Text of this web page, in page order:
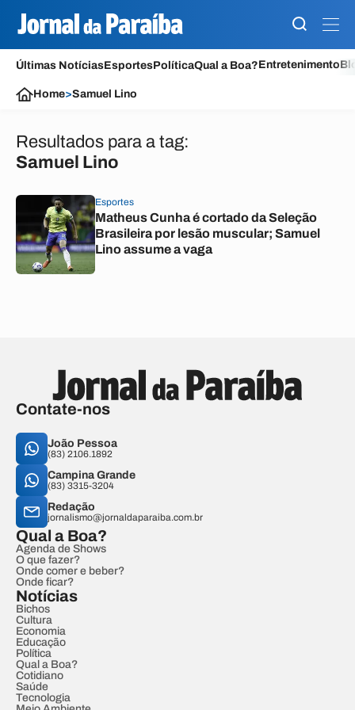
Últimas NotíciasEsportesPolíticaQual a Boa?Entretenimento
Home>Samuel Lino
Resultados para a tag:
Samuel Lino
Esportes
Matheus Cunha é cortado da Seleção
Brasileira por lesão muscular; Samuel
Lino assume a vaga
Contate-nos
João Pessoa
(83) 2106.1892
Campina Grande
(83) 3315-3204
Redação
jornalismo@jornaldaparaiba.com.br
Qual a Boa?
Agenda de Shows
O que fazer?
Onde comer e beber?
Onde ficar?
Notícias
Bichos
Cultura
Economia
Educação
Política
Qual a Boa?
Cotidiano
Saúde
Tecnologia